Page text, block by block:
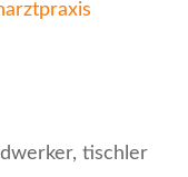
, tischler